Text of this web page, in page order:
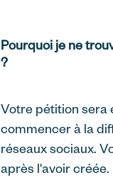
Pourquoi je ne
?
Votre pétition sera
commencer à la
réseaux sociaux.
après l'avoir